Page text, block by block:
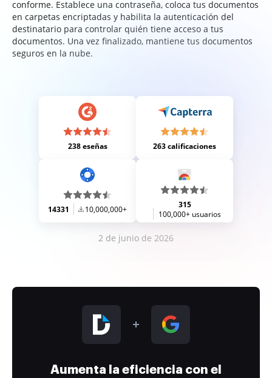
conforme. Establece una contraseña, coloca tus documentos
en carpetas encriptadas y habilita la autenticación del
destinatario para controlar quién tiene acceso a tus
documentos. Una vez finalizado, mantiene tus documentos
seguros en la nube.
238 eseñas 263 calificaciones
14331 10,000,000+
315
100,000+ usuarios
2 de junio de 2026
Aumenta la eficiencia con el